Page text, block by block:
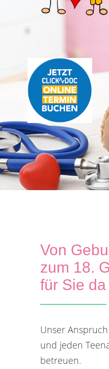
Von
zum 18.
für Sie da
Unser
und jeden
betreuen.